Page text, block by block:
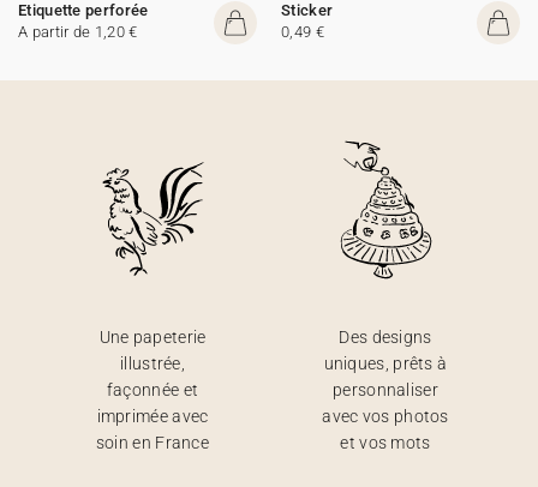
Etiquette perforée
A partir de 1,20 €
Sticker
0,49 €
Une papeterie
illustrée,
façonnée et
imprimée avec
soin en France
Des designs
uniques, prêts à
personnaliser
avec vos photos
et vos mots